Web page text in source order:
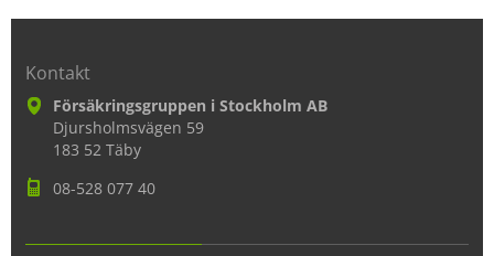
Kontakt
Försäkringsgruppen i Stockholm AB
Djursholmsvägen 59
183 52 Täby
08-528 077 40